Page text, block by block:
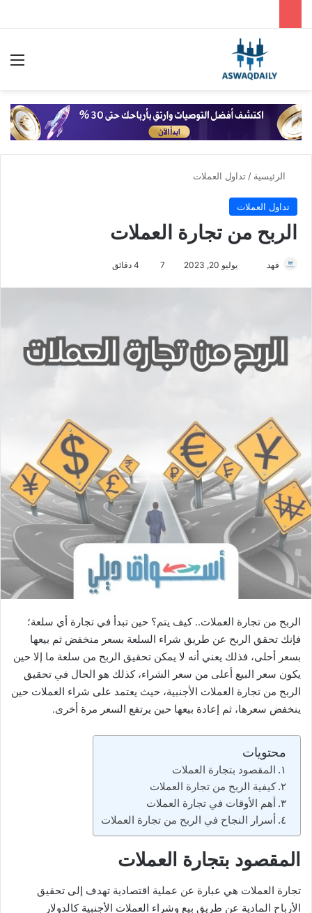
بحث عن
الرئيسية / تداول العملات
تداول العملات
الربح من تجارة العملات
فهد
ر
ي
ل
ت
ر
و
ن
ي
ا
يوليو 20, 2023 7
الربح من تجارة العملات.. كيف يتم؟ حين تبدأ في تجارة أي سلعة؛
فإنك تحقق الربح عن طريق شراء السلعة بسعر منخفض ثم بيعها
بسعر أحلى، فذلك يعني أنه لا يمكن تحقيق الربح من سلعة ما إلا حين
يكون سعر البيع أعلى من سعر الشراء، كذلك هو الحال في تحقيق
الربح من تجارة العملات الأجنبية، حيث يعتمد على شراء العملات حين
ينخفض سعرها، ثم إعادة بيعها حين يرتفع السعر مرة أخرى.
محتويات
المقصود بتجارة العملات
كيفية الربح من تجارة العملات
أهم الأوقات في تجارة العملات
أسرار النجاح في الربح من تجارة العملات
المقصود بتجارة العملات
تجارة العملات هي عبارة عن عملية اقتصادية تهدف إلى تحقيق
الأرباح المادية عن طريق بيع وشراء العملات الأجنبية كالدولار